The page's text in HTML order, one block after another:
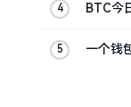
BTC今
一个钱